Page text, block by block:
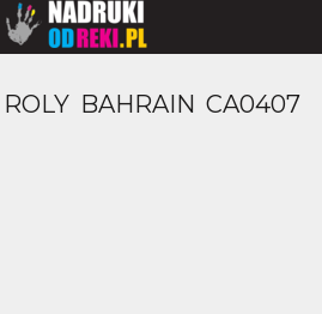
ROLY BAHRAIN CA0407